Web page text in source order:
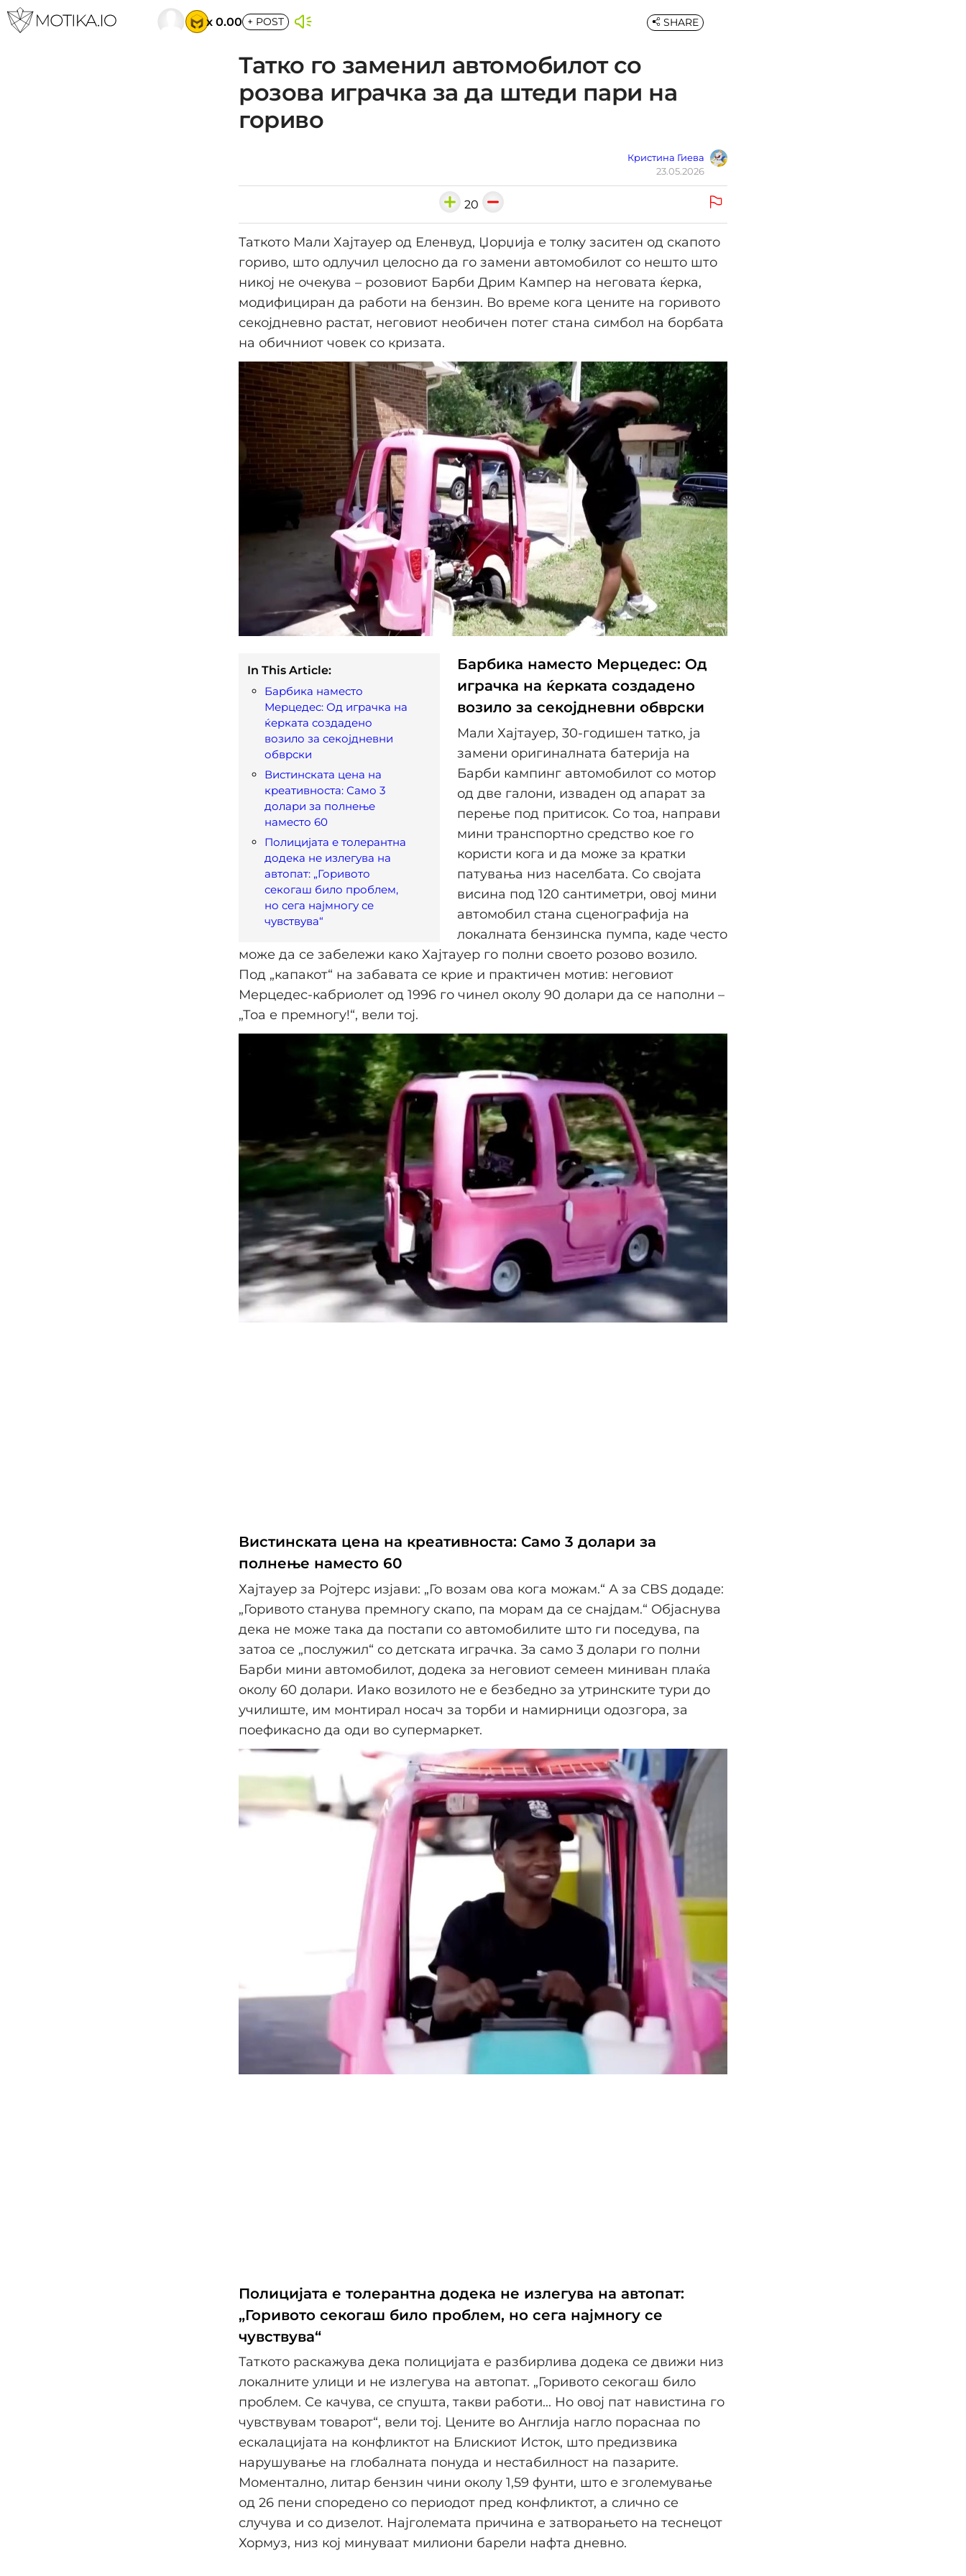
x 0.00 + POST
Татко го заменил автомобилот со
розова играчка за да штеди пари на
гориво
Кристина Гиева
23.05.2026
SHARE
20
Таткото Мали Хајтауер од Еленвуд, Џорџија е толку заситен од скапото
гориво, што одлучил целосно да го замени автомобилот со нешто што
никој не очекува – розовиот Барби Дрим Кампер на неговата ќерка,
модифициран да работи на бензин. Во време кога цените на горивото
секојдневно растат, неговиот необичен потег стана симбол на борбата
на обичниот човек со кризата.
In This Article:
Барбика наместо
Мерцедес: Од играчка на
ќерката создадено
возило за секојдневни
обврски
Вистинската цена на
креативноста: Само 3
долари за полнење
наместо 60
Полицијата е толерантна
додека не излегува на
автопат: „Горивото
секогаш било проблем,
но сега најмногу се
чувствува“
Барбика наместо Мерцедес: Од
играчка на ќерката создадено
возило за секојдневни обврски
Мали Хајтауер, 30-годишен татко, ја
замени оригиналната батерија на
Барби кампинг автомобилот со мотор
од две галони, изваден од апарат за
перење под притисок. Со тоа, направи
мини транспортно средство кое го
користи кога и да може за кратки
патувања низ населбата. Со својата
висина под 120 сантиметри, овој мини
автомобил стана сценографија на
локалната бензинска пумпа, каде често
може да се забележи како Хајтауер го полни своето розово возило.
Под „капакот“ на забавата се крие и практичен мотив: неговиот
Мерцедес-кабриолет од 1996 го чинел околу 90 долари да се наполни –
„Тоа е премногу!“, вели тој.
Вистинската цена на креативноста: Само 3 долари за
полнење наместо 60
Хајтауер за Ројтерс изјави: „Го возам ова кога можам.“ А за CBS додаде:
„Горивото станува премногу скапо, па морам да се снајдам.“ Објаснува
дека не може така да постапи со автомобилите што ги поседува, па
затоа се „послужил“ со детската играчка. За само 3 долари го полни
Барби мини автомобилот, додека за неговиот семеен миниван плаќа
околу 60 долари. Иако возилото не е безбедно за утринските тури до
училиште, им монтирал носач за торби и намирници одозгора, за
поефикасно да оди во супермаркет.
Полицијата е толерантна додека не излегува на автопат:
„Горивото секогаш било проблем, но сега најмногу се
чувствува“
Таткото раскажува дека полицијата е разбирлива додека се движи низ
локалните улици и не излегува на автопат. „Горивото секогаш било
проблем. Се качува, се спушта, такви работи... Но овој пат навистина го
чувствувам товарот“, вели тој. Цените во Англија нагло пораснаа по
ескалацијата на конфликтот на Блискиот Исток, што предизвика
нарушување на глобалната понуда и нестабилност на пазарите.
Моментално, литар бензин чини околу 1,59 фунти, што е зголемување
од 26 пени споредено со периодот пред конфликтот, а слично се
случува и со дизелот. Најголемата причина е затворањето на теснецот
Хормуз, низ кој минуваат милиони барели нафта дневно.